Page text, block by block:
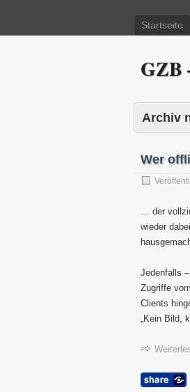
Startseite
GZB
Archiv
Wer
… der
wieder
Jedenfalls
Zugriffe
Clients
„Kein Bild,